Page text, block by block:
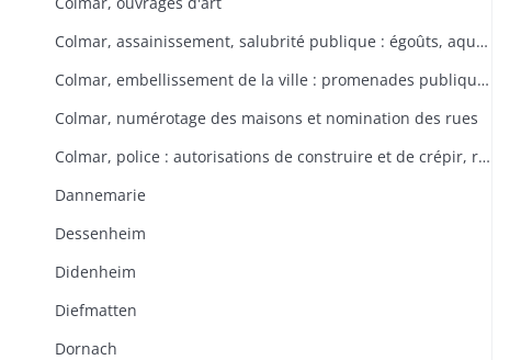
Colmar, assainissement, salubrité publique : égoûts, aqueducs servant à l'évacuation des eaux usées
Colmar, embellissement de la ville : promenades publiques, Champ de Mars, plantations d'arbres
Colmar, numérotage des maisons et nomination des rues
Colmar, police : autorisations de construire et de crépir, respect de l'alignement
Dannemarie
Dessenheim
Didenheim
Diefmatten
Dornach